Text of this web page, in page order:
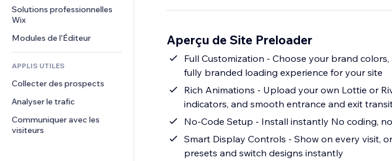
Financement participatif
Alimentation et boissons
Actualités
Services de contenu
Effets de texte
Bannières et badges
Calculateurs
Rechercher
Téléphone
Communauté
Avis et commentaires
Solutions professionnelles
Wix
Modules de l'Éditeur
APPLIS UTILES
Collecter des prospects
Analyser le trafic
Communiquer avec les
visiteurs
Aperçu de Site Preloader
Full Customization - Choose your brand
fully branded loading experience for your site
Rich Animations - Upload your own Lottie or Rive animation or choose from multiple loading
indicators, and smooth entrance and exit
No-Code Setup - Install instantly No coding,
Smart Display Controls - Show on every visit,
presets and switch designs instantly